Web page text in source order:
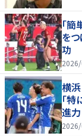
「
を
功
横
「
進力